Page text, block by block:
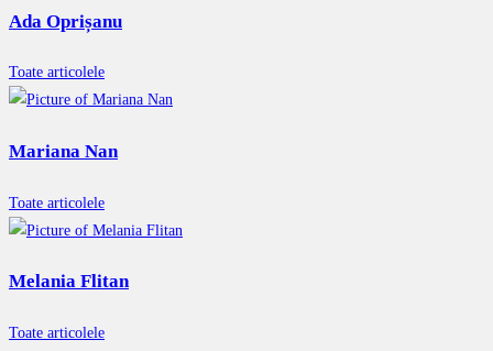
Ada Oprișanu
Toate articolele
Mariana Nan
Toate articolele
Melania Flitan
Toate articolele